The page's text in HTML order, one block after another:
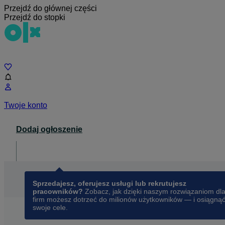
Przejdź do głównej części
Przejdź do stopki
Twoje konto
Dodaj ogłoszenie
Sprzedajesz, oferujesz usługi lub rekrutujesz
pracowników? Zobacz, jak dzięki naszym rozwiązaniom dla
firm możesz dotrzeć do milionów użytkowników — i osiągnąć
swoje cele.